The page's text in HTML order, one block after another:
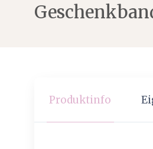
Produktinfo